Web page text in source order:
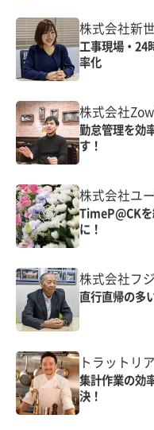
株式会社新
工事現場・24
率化
株式会社
勤怠管理を効
す！
株式会社ユ
TimeP@CK
に！
株式会社フ
直行直帰の多
トラットリ
集計作業の効
決！